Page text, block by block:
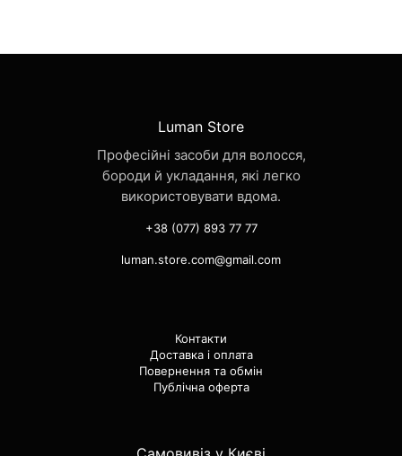
Luman Store
Професійні засоби для волосся,
бороди й укладання, які легко
використовувати вдома.
+38 (077) 893 77 77
luman.store.com@gmail.com
Контакти
Доставка і оплата
Повернення та обмін
Публічна оферта